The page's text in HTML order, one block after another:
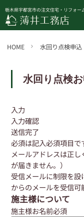
栃木県宇都宮市の注文住宅・リフォー
HOME 水回り点検申込
水回り点検
入力
入力確認
送信完了
必須は記入必須項目で
メールアドレスは正
が届きません。）
受信メールに制限を
からのメールを受信可
施主様について
施主様お名前必須